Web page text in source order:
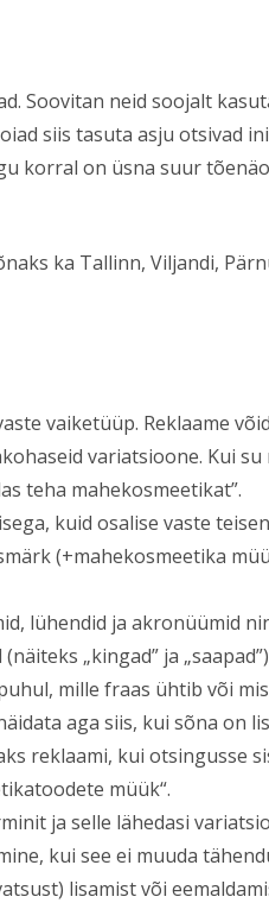
Soovitan neid soojalt
siis tasuta asju otsivad
korral on üsna suur
ka Tallinn, Viljandi,
vaiketüüp. Reklaame
variatsioone. Kui
teha mahekosmeetikat”.
kuid osalise vaste
(+mahekosmeetika
lühendid ja akronüümid
„kingad” ja
mille fraas ühtib või
aga siis, kui sõna on
reklaami, kui otsingusse
müük“.
ja selle lähedasi
kui see ei muuda
lisamist või